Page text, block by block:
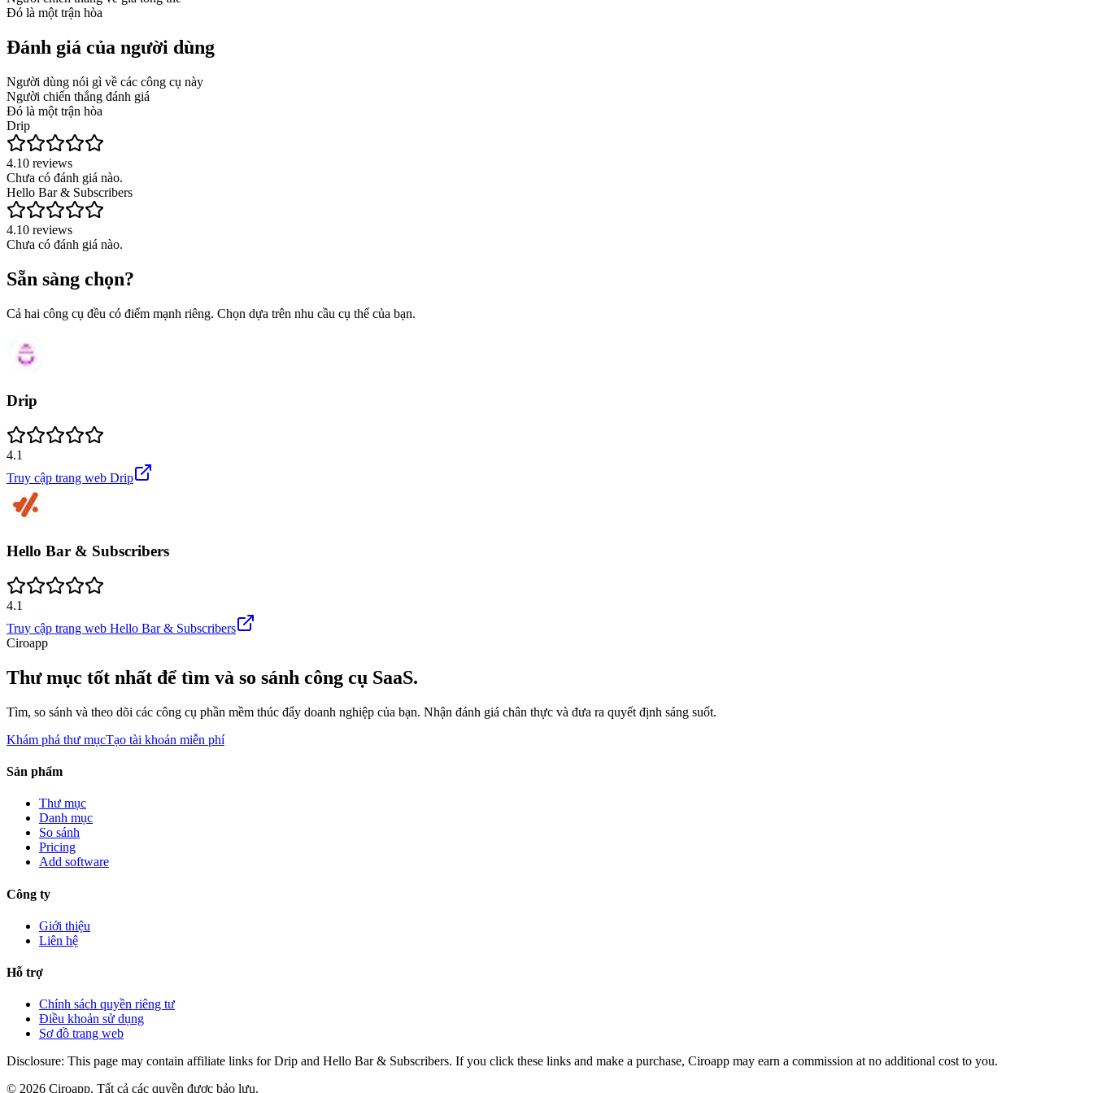
Đó là một trận hòa
Đánh giá của người dùng
Người dùng nói gì về các công cụ này
Người chiến thắng đánh giá
Đó là một trận hòa
Drip
4.10 reviews
Chưa có đánh giá nào.
Hello Bar & Subscribers
4.10 reviews
Chưa có đánh giá nào.
Sẵn sàng chọn?
Cả hai công cụ đều có điểm mạnh riêng. Chọn dựa trên nhu cầu cụ thể của bạn.
Drip
4.1
Truy cập trang web Drip
Hello Bar & Subscribers
4.1
Truy cập trang web Hello Bar & Subscribers
Ciroapp
Thư mục tốt nhất để tìm và so sánh công cụ SaaS.
Tìm, so sánh và theo dõi các công cụ phần mềm thúc đẩy doanh nghiệp của bạn. Nhận đánh giá chân thực và đưa ra quyết định sáng suốt.
Khám phá thư mụcTạo tài khoản miễn phí
Sản phẩm
Thư mục
Danh mục
So sánh
Pricing
Add software
Công ty
Giới thiệu
Liên hệ
Hỗ trợ
Chính sách quyền riêng tư
Điều khoản sử dụng
Sơ đồ trang web
Disclosure: This page may contain affiliate links for Drip and Hello Bar & Subscribers. If you click these links and make a purchase, Ciroapp may earn a commission at no additional cost to you.
© 2026 Ciroapp. Tất cả các quyền được bảo lưu.